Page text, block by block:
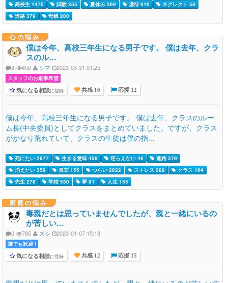
高校生 1470 試験 355 夏休み 369 虐待 610
ネグレクト 58
進路 379
母親 200
心の悩み
僕は今年、高校三年生になる男子です。 僕は去年、クラ
スのル…
3 459 シマ 2023-03-31 01:25
スタッフのお返事希望
気になる相談に登録 共感 16 応援 12
僕は今年、高校三年生になる男子です。 僕は去年、クラスのルー
ム長(中央委員)としてクラスをまとめていました。ですが、クラス
がかなり荒れていて、クラスの生徒は僕の指...
死にたい 2877 生きる意味 458 逆らえない 46
進路 379
消えたい 359
孤立 155 つらい 2822 ストレス 289
クラス 164
先生 278
学校 530 夢 91 人生 155
家庭の悩み
毒親だとは思っていませんでしたが、親と一緒にいるの
が苦しい…
0 785 スシ 2023-01-07 15:18
誰でも歓迎 !
気になる相談に登録 共感 12 応援 15